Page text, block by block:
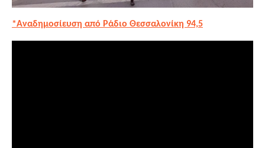
*Αναδημοσίευση από Ράδιο Θεσσαλονίκη 94,5